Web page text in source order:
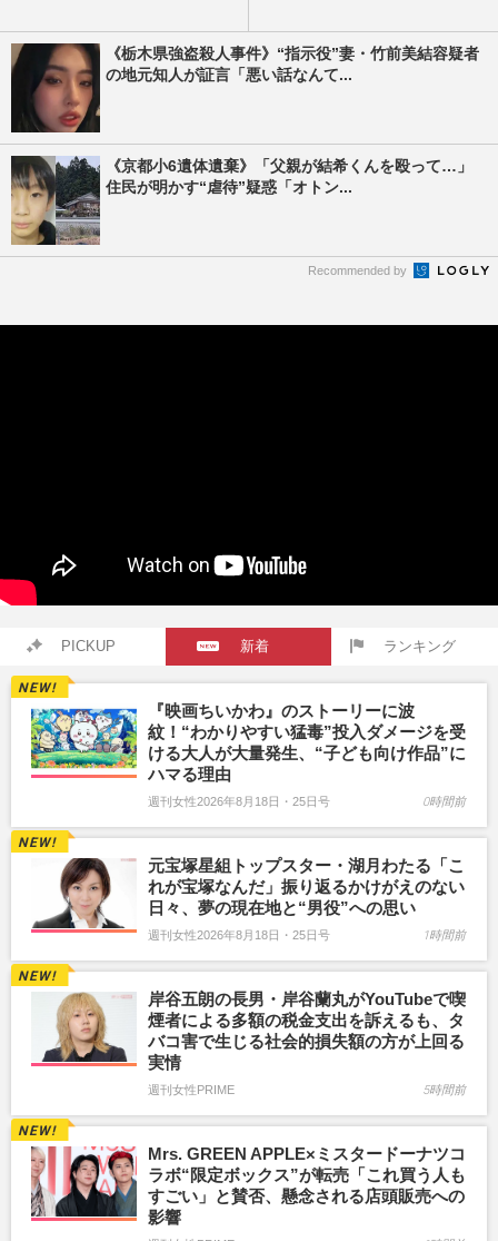
《栃木県強盗殺人事件》“指示役”妻・竹前美結容疑者
の地元知人が証言「悪い話なんて...
《京都小6遺体遺棄》「父親が結希くんを殴って…」
住民が明かす“虐待”疑惑「オトン...
Recommended by
PICKUP 新着 ランキング
『映画ちいかわ』のストーリーに波
紋！“わかりやすい猛毒”投入ダメージを受
ける大人が大量発生、“子ども向け作品”に
ハマる理由
週刊女性2026年8月18日・25日号 0時間前
元宝塚星組トップスター・湖月わたる「こ
れが宝塚なんだ」振り返るかけがえのない
日々、夢の現在地と“男役”への思い
週刊女性2026年8月18日・25日号 1時間前
岸谷五朗の長男・岸谷蘭丸がYouTubeで喫
煙者による多額の税金支出を訴えるも、タ
バコ害で生じる社会的損失額の方が上回る
実情
週刊女性PRIME 5時間前
Mrs. GREEN APPLE×ミスタードーナツコ
ラボ“限定ボックス”が転売「これ買う人も
すごい」と賛否、懸念される店頭販売への
影響